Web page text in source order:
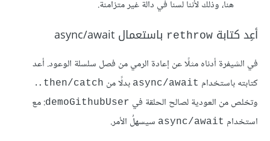
هنا، وذلك لأننا لسنا في دالّة غير متزامنة.
أعِد كتابة rethrow باستعمال async/await
في الشيفرة أدناه مثلًا عن إعادة الرمي من فصل سلسلة الوعود. أعد
كتابته باستخدام async/await بدلًا من ‎.then/catch
.
وتخلص من العودية لصالح الحلقة في demoGithubUser: مع
استخدام async/await سيسهلُ الأمر.